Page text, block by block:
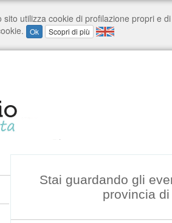
Stai guardando gli
provincia